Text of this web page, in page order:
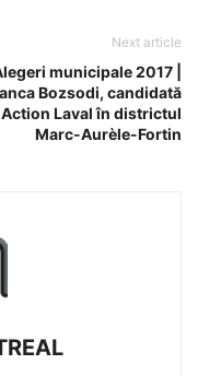
Next article
municipale 2017 |
Bozsodi, candidată
Action Laval în districtul
Marc-Aurèle-Fortin